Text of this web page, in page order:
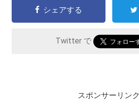
シェアする
Twitter で
スポンサーリンク